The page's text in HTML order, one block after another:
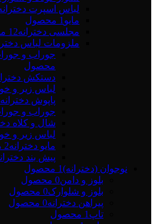
لباس اسپرت
مایو 1 محصول
مجلسی دخترانه12 محصول
ملزومات لباس
جوراب و
محصول
دستکش
لباس زیر و
پاپوش دخترانه
جوراب و
شال و کلاه
لباس زیر و
مایو دخترانه2 محصول
پیش بند
نوجوان (دخترانه)1 محصول
بلوز و دامن0 محصول
بلوز و شلوارک0 محصول
پیراهن دخترانه0 محصول
تاپ 1 محصول